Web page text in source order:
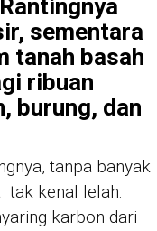
sementara
tanah basah
ribuan
burung, dan
tanpa banyak
tak kenal lelah:
karbon dari